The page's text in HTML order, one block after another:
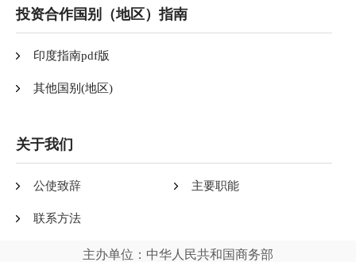
投资合作国别（地区）指南
印度指南pdf版
其他国别(地区)
关于我们
公使致辞 主要职能
联系方法
主办单位：中华人民共和国商务部